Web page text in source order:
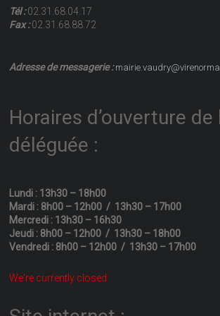
Tél :02.31.68.04.17
Fax :02.31.68.88.72
Adresse de messagerie :
Horaires d’ouverture
déléguée :
Lundi : 13h30 – 18h00
Mardi : 8h00 – 12h00 / 13h30 – 17h00
Mercredi : 13h30 – 16h30
Jeudi : 8h00 – 12h00 / 13h30 – 18h00
Vendredi : 8h00 – 12h00 / 13h30 – 17h00
We're currently closed.